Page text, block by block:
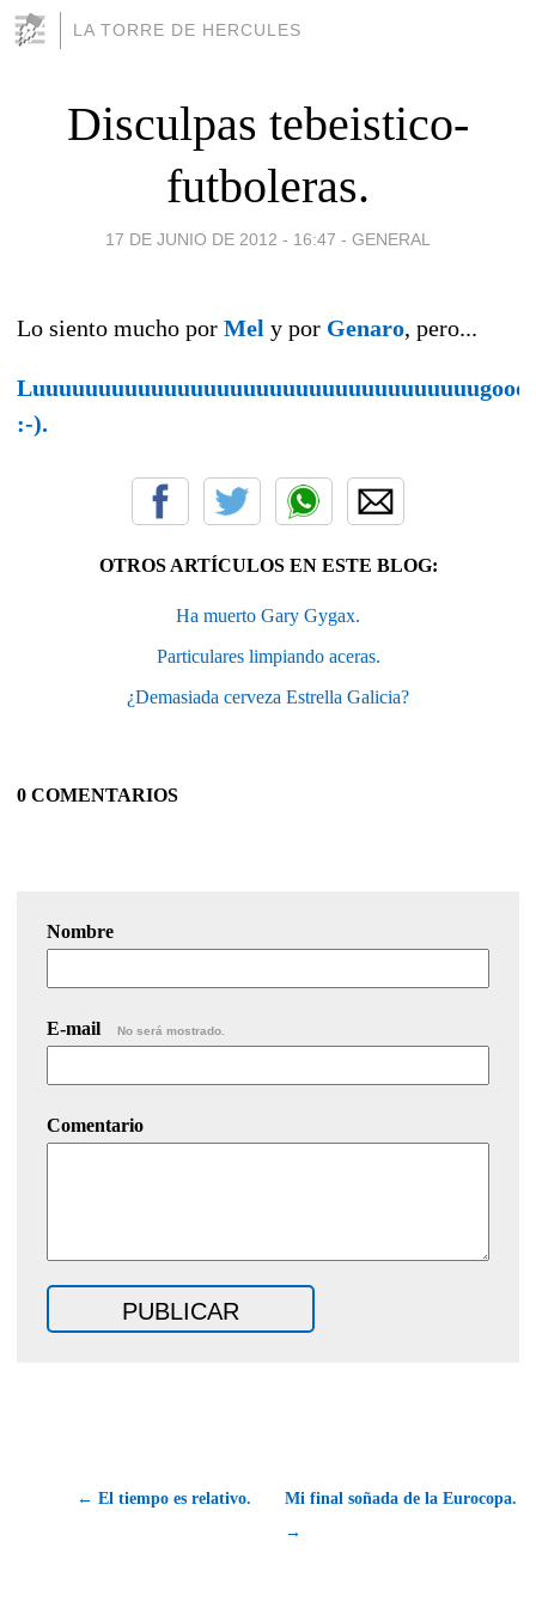
LA TORRE DE HERCULES
Disculpas tebeistico-
futboleras.
17 DE JUNIO DE 2012 - 16:47 - GENERAL
Lo siento mucho por Mel y por Genaro, pero...
:-).
OTROS ARTÍCULOS EN ESTE BLOG:
Ha muerto Gary Gygax.
Particulares limpiando aceras.
¿Demasiada cerveza Estrella Galicia?
0 COMENTARIOS
Nombre
E-mail No será mostrado.
Comentario
← El tiempo es relativo.
Mi final soñada de la Eurocopa.
→